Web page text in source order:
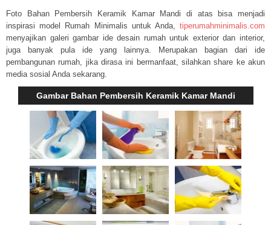
Foto Bahan Pembersih Keramik Kamar Mandi di atas bisa menjadi
inspirasi model Rumah Minimalis untuk Anda, tiperumahminimalis.com
menyajikan galeri gambar ide desain rumah untuk exterior dan interior,
juga banyak pula ide yang lainnya. Merupakan bagian dari ide
pembangunan rumah, jika dirasa ini bermanfaat, silahkan share ke akun
media sosial Anda sekarang.
Gambar Bahan Pembersih Keramik Kamar Mandi